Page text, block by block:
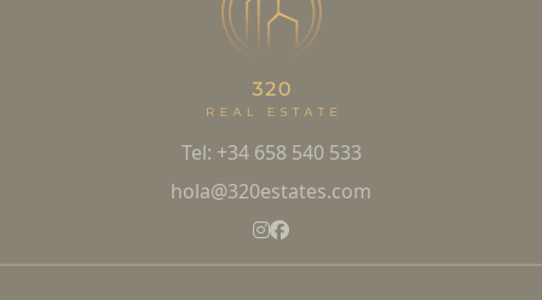
Tel: +34 658 540 533
hola@320estates.com